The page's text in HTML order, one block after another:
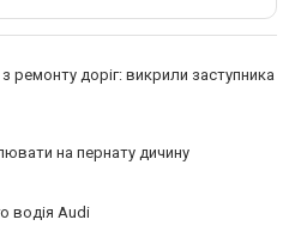
ремонту доріг: викрили заступника
на пернату дичину
водія Audi